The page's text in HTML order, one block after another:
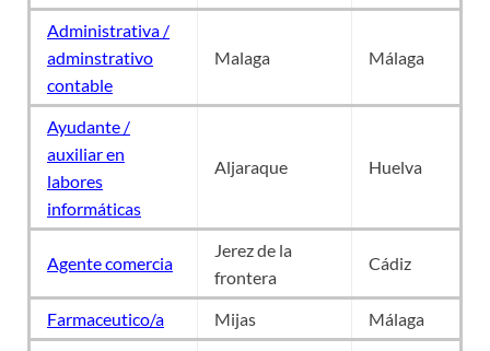
Administrativa /
adminstrativo
contable
Malaga Málaga
Ayudante /
auxiliar en
labores
informáticas
Aljaraque Huelva
Agente comercia
Jerez de la
frontera
Cádiz
Farmaceutico/a Mijas
Málaga